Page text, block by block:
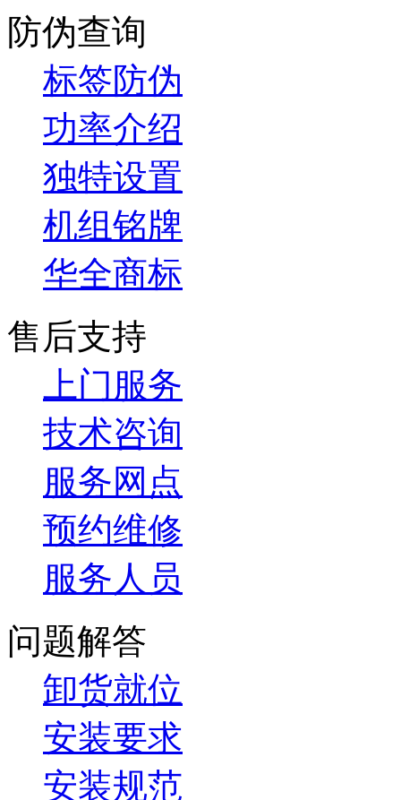
防伪查询
标签防伪
功率介绍
独特设置
机组铭牌
华全商标
售后支持
上门服务
技术咨询
服务网点
预约维修
服务人员
问题解答
卸货就位
安装要求
安装规范